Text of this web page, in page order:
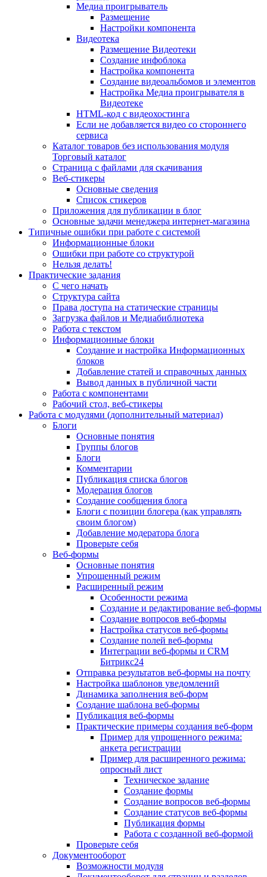
Медиа проигрыватель
Размещение
Настройки компонента
Видеотека
Размещение Видеотеки
Создание инфоблока
Настройка компонента
Создание видеоальбомов и элементов
Настройка Медиа проигрывателя в
Видеотеке
HTML-код с видеохостинга
Если не добавляется видео со стороннего
сервиса
Каталог товаров без использования модуля
Торговый каталог
Страница с файлами для скачивания
Веб-стикеры
Основные сведения
Список стикеров
Приложения для публикации в блог
Основные задачи менеджера интернет-магазина
Типичные ошибки при работе с системой
Информационные блоки
Ошибки при работе со структурой
Нельзя делать!
Практические задания
С чего начать
Структура сайта
Права доступа на статические страницы
Загрузка файлов и Медиабиблиотека
Работа с текстом
Информационные блоки
Создание и настройка Информационных
блоков
Добавление статей и справочных данных
Вывод данных в публичной части
Работа с компонентами
Рабочий стол, веб-стикеры
Работа с модулями (дополнительный материал)
Блоги
Основные понятия
Группы блогов
Блоги
Комментарии
Публикация списка блогов
Модерация блогов
Создание сообщения блога
Блоги с позиции блогера (как управлять
своим блогом)
Добавление модератора блога
Проверьте себя
Веб-формы
Основные понятия
Упрощенный режим
Расширенный режим
Особенности режима
Создание и редактирование веб-формы
Создание вопросов веб-формы
Настройка статусов веб-формы
Создание полей веб-формы
Интеграции веб-формы и CRM
Битрикс24
Отправка результатов веб-формы на почту
Настройка шаблонов уведомлений
Динамика заполнения веб-форм
Создание шаблона веб-формы
Публикация веб-формы
Практические примеры создания веб-форм
Пример для упрощенного режима:
анкета регистрации
Пример для расширенного режима:
опросный лист
Техническое задание
Создание формы
Создание вопросов веб-формы
Создание статусов веб-формы
Публикация формы
Работа с созданной веб-формой
Проверьте себя
Документооборот
Возможности модуля